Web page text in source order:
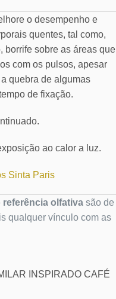
o desempenho e
quentes, tal como,
borrife sobre as áreas que
com os pulsos, apesar
quebra de algumas
de fixação.
ao calor a luz.
Sinta Paris
referência olfativa são de
qualquer vínculo com as
INSPIRADO CAFÉ